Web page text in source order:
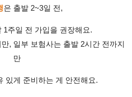
은 출발 2~3일 전,
1주일 전 가입을 권장해요.
, 일부 보험사는 출발 2시간 전까지
만
있게 준비하는 게 안전해요.